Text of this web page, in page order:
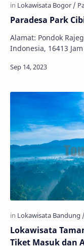
Paradesa Park
Alamat: Pondok
Indonesia, 16413
Lokawisata
Tiket Masuk dan